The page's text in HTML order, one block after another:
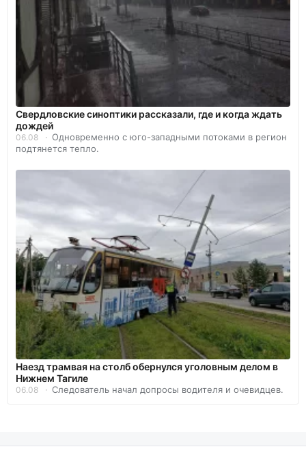
Свердловские синоптики рассказали, где и когда ждать
дождей
06.08
Одновременно с юго-западными потоками в регион
подтянется тепло.
Наезд трамвая на столб обернулся уголовным делом в
Нижнем Тагиле
06.08 Следователь начал допросы водителя и очевидцев.